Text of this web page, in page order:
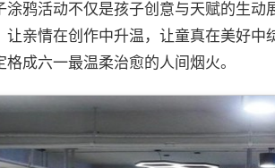
涂鸦活动不仅是孩子创意与天赋的生
让亲情在创作中升温，让童真在美好
成六一最温柔治愈的人间烟火。